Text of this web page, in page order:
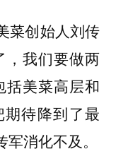
菜创始人刘传
，我们要做两
括美菜高层和
待降到了最
消化不及。